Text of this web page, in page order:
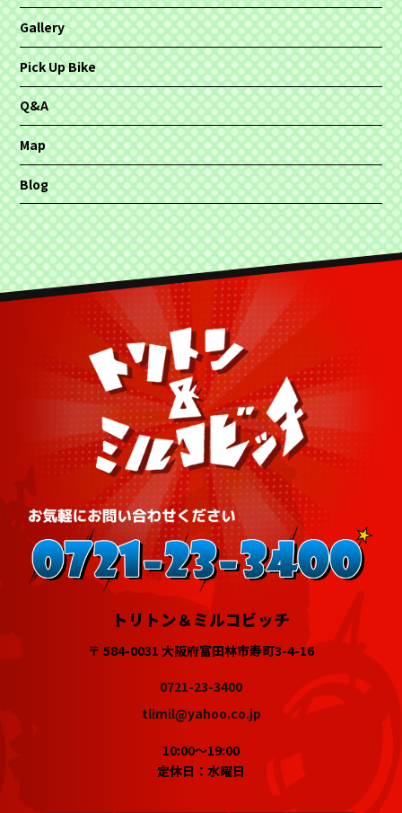
Gallery
Pick Up Bike
Q&A
Map
Blog
トリトン＆ミルコビッチ
〒 584-0031 大阪府富田林市寿町3-4-16
0721-23-3400
tlimil@yahoo.co.jp
10:00～19:00
定休日：水曜日